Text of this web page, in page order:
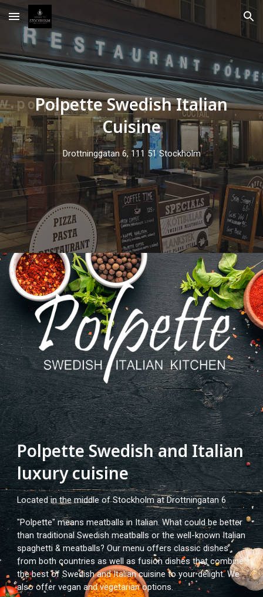
Skip to main content Skip to navigation
Polpette Swedish Italian
Cuisine
Drottninggatan 6, 111 51 Stockholm
Polpette Swedish and Italian
luxury cuisine
Located in the middle of Stockholm at Drottningatan 6
"Polpette" means meatballs in Italian. What could be better
than traditional Swedish meatballs or the well-known Italian
spaghetti & meatballs? Our menu offers classic dishes
from both countries as well as fusion dishes that combine
the best of Swedish and Italian cuisine to your delight. We
also offer vegan and vegetarian options.